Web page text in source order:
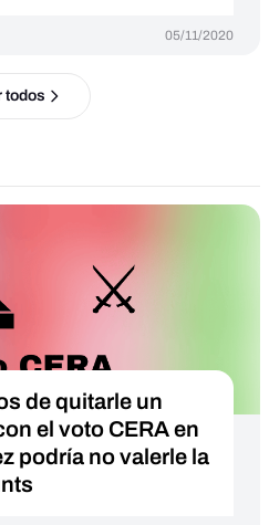
05/11/2020
todos
de quitarle un
el voto CERA en
podría no valerle la